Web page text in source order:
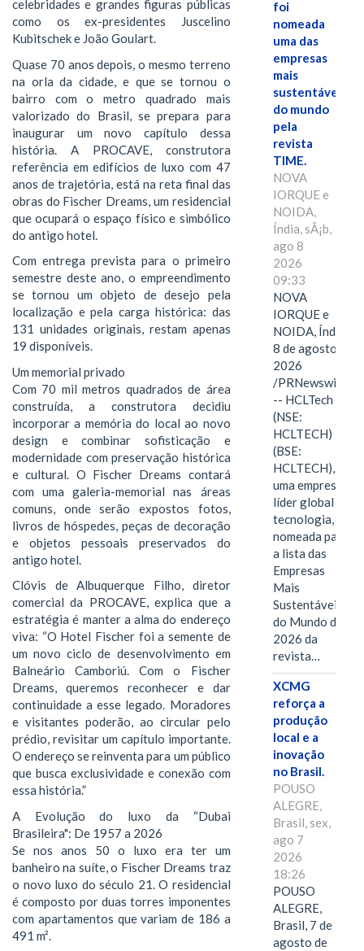
celebridades e grandes figuras públicas
como os ex-presidentes Juscelino
Kubitschek e João Goulart.
Quase 70 anos depois, o mesmo terreno
na orla da cidade, e que se tornou o
bairro com o metro quadrado mais
valorizado do Brasil, se prepara para
inaugurar um novo capítulo dessa
história. A PROCAVE, construtora
referência em edifícios de luxo com 47
anos de trajetória, está na reta final das
obras do Fischer Dreams, um residencial
que ocupará o espaço físico e simbólico
do antigo hotel.
Com entrega prevista para o primeiro
semestre deste ano, o empreendimento
se tornou um objeto de desejo pela
localização e pela carga histórica: das
131 unidades originais, restam apenas
19 disponíveis.
Um memorial privado
Com 70 mil metros quadrados de área
construída, a construtora decidiu
incorporar a memória do local ao novo
design e combinar sofisticação e
modernidade com preservação histórica
e cultural. O Fischer Dreams contará
com uma galeria-memorial nas áreas
comuns, onde serão expostos fotos,
livros de hóspedes, peças de decoração
e objetos pessoais preservados do
antigo hotel.
Clóvis de Albuquerque Filho, diretor
comercial da PROCAVE, explica que a
estratégia é manter a alma do endereço
viva: “O Hotel Fischer foi a semente de
um novo ciclo de desenvolvimento em
Balneário Camboriú. Com o Fischer
Dreams, queremos reconhecer e dar
continuidade a esse legado. Moradores
e visitantes poderão, ao circular pelo
prédio, revisitar um capítulo importante.
O endereço se reinventa para um público
que busca exclusividade e conexão com
essa história.”
A Evolução do luxo da “Dubai
Brasileira": De 1957 a 2026
Se nos anos 50 o luxo era ter um
banheiro na suíte, o Fischer Dreams traz
o novo luxo do século 21. O residencial
é composto por duas torres imponentes
com apartamentos que variam de 186 a
491 m².
foi
nomeada
uma das
empresas
mais
sustentáveis
do mundo
pela
revista
TIME.
NOVA
IORQUE e
NOIDA,
Índia, sÃ¡b,
ago 8
2026
09:33
NOVA
IORQUE e
NOIDA, Índia,
8 de agosto de
2026
/PRNewswire/
-- HCLTech
(NSE:
HCLTECH)
(BSE:
HCLTECH),
uma empresa
líder global em
tecnologia, foi
nomeada para
a lista das
Empresas
Mais
Sustentáveis
do Mundo de
2026 da
revista…
XCMG
reforça a
produção
local e a
inovação
no Brasil.
POUSO
ALEGRE,
Brasil, sex,
ago 7
2026
18:26
POUSO
ALEGRE,
Brasil, 7 de
agosto de